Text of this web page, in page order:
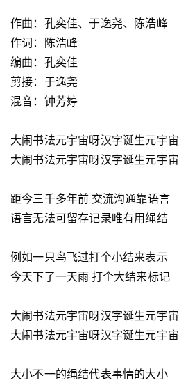
作曲：孔奕佳、于逸尧、陈浩峰
作词：陈浩峰
编曲：孔奕佳
剪接：于逸尧
混音：钟芳婷
大闹书法元宇宙呀汉字诞生元宇宙
大闹书法元宇宙呀汉字诞生元宇宙
距今三千多年前 交流沟通靠语言
语言无法可留存记录唯有用绳结
例如一只鸟飞过打个小结来表示
今天下了一天雨 打个大结来标记
大闹书法元宇宙呀汉字诞生元宇宙
大闹书法元宇宙呀汉字诞生元宇宙
大小不一的绳结代表事情的大小